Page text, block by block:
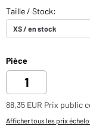
Pièce
88,35 EUR Prix public
Afficher tous les prix